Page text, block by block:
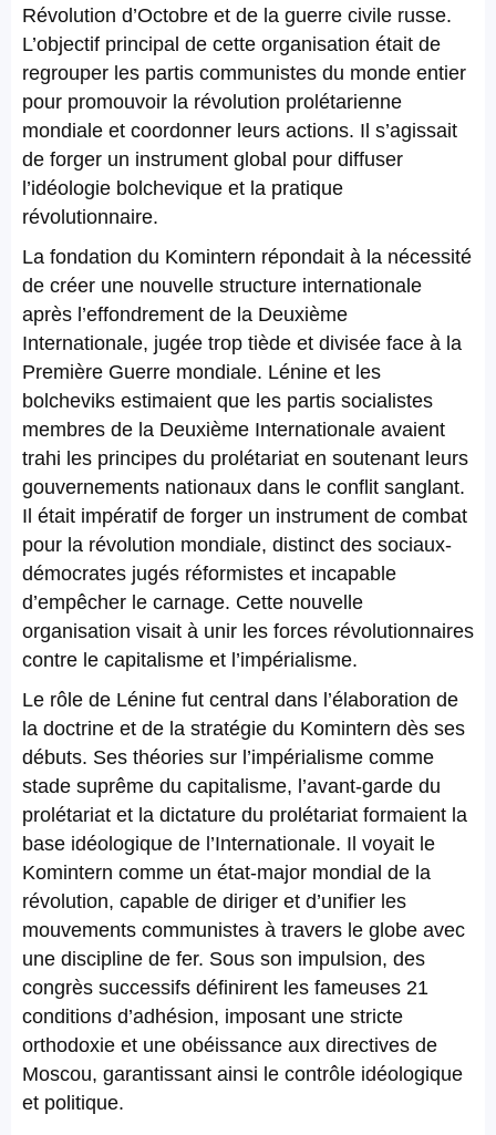
Révolution d’Octobre et de la guerre civile russe.
L’objectif principal de cette organisation était de
regrouper les partis communistes du monde entier
pour promouvoir la révolution prolétarienne
mondiale et coordonner leurs actions. Il s’agissait
de forger un instrument global pour diffuser
l’idéologie bolchevique et la pratique
révolutionnaire.
La fondation du Komintern répondait à la nécessité
de créer une nouvelle structure internationale
après l’effondrement de la Deuxième
Internationale, jugée trop tiède et divisée face à la
Première Guerre mondiale. Lénine et les
bolcheviks estimaient que les partis socialistes
membres de la Deuxième Internationale avaient
trahi les principes du prolétariat en soutenant leurs
gouvernements nationaux dans le conflit sanglant.
Il était impératif de forger un instrument de combat
pour la révolution mondiale, distinct des sociaux-
démocrates jugés réformistes et incapable
d’empêcher le carnage. Cette nouvelle
organisation visait à unir les forces révolutionnaires
contre le capitalisme et l’impérialisme.
Le rôle de Lénine fut central dans l’élaboration de
la doctrine et de la stratégie du Komintern dès ses
débuts. Ses théories sur l’impérialisme comme
stade suprême du capitalisme, l’avant-garde du
prolétariat et la dictature du prolétariat formaient la
base idéologique de l’Internationale. Il voyait le
Komintern comme un état-major mondial de la
révolution, capable de diriger et d’unifier les
mouvements communistes à travers le globe avec
une discipline de fer. Sous son impulsion, des
congrès successifs définirent les fameuses 21
conditions d’adhésion, imposant une stricte
orthodoxie et une obéissance aux directives de
Moscou, garantissant ainsi le contrôle idéologique
et politique.